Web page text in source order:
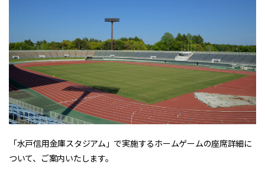
「水戸信用金庫スタジアム」で実施するホームゲームの座席詳細に
ついて、ご案内いたします。